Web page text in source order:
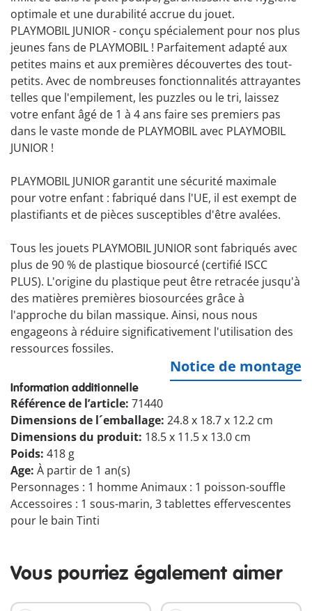
optimale et une durabilité accrue du jouet.
PLAYMOBIL JUNIOR - conçu spécialement pour nos plus
jeunes fans de PLAYMOBIL ! Parfaitement adapté aux
petites mains et aux premières découvertes des tout-
petits. Avec de nombreuses fonctionnalités attrayantes
telles que l'empilement, les puzzles ou le tri, laissez
votre enfant âgé de 1 à 4 ans faire ses premiers pas
dans le vaste monde de PLAYMOBIL avec PLAYMOBIL
JUNIOR !
PLAYMOBIL JUNIOR garantit une sécurité maximale
pour votre enfant : fabriqué dans l'UE, il est exempt de
plastifiants et de pièces susceptibles d'être avalées.
Tous les jouets PLAYMOBIL JUNIOR sont fabriqués avec
plus de 90 % de plastique biosourcé (certifié ISCC
PLUS). L'origine du plastique peut être retracée jusqu'à
des matières premières biosourcées grâce à
l'approche du bilan massique. Ainsi, nous nous
engageons à réduire significativement l'utilisation des
ressources fossiles.
Notice de montage
Information additionnelle
Référence de l’article: 71440
Dimensions de l´emballage: 24.8 x 18.7 x 12.2 cm
Dimensions du produit: 18.5 x 11.5 x 13.0 cm
Poids: 418 g
Age: À partir de 1 an(s)
Personnages : 1 homme Animaux : 1 poisson-souffle
Accessoires : 1 sous-marin, 3 tablettes effervescentes
pour le bain Tinti
Vous pourriez également aimer